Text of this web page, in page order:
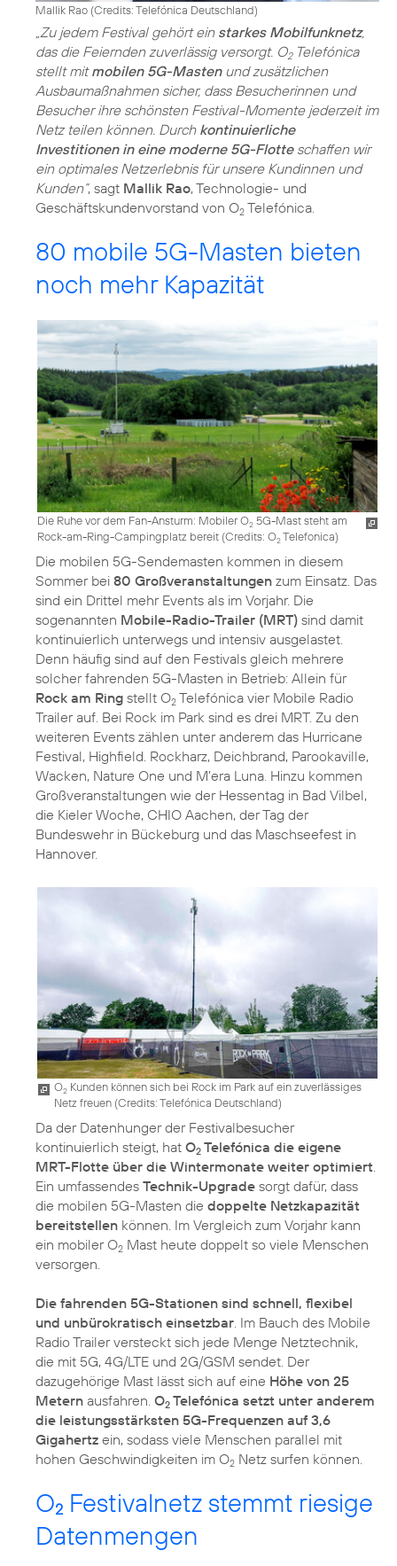
Mallik Rao (Credits: Telefónica Deutschland)
„Zu jedem Festival gehört ein starkes Mobilfunknetz,
das die Feiernden zuverlässig versorgt. O2Telefónica
stellt mitmobilen 5G-Mastenund zusätzlichen
Ausbaumaßnahmen sicher, dass Besucherinnen und
Besucher ihre schönsten Festival-Momente jederzeit im
Netz teilen können. Durch kontinuierliche
Investitionen in eine moderne 5G-Flotteschaffen wir
ein optimales Netzerlebnis für unsere Kundinnen und
Kunden“, sagt Mallik Rao, Technologie- und
Geschäftskundenvorstand von O2 Telefónica.
80 mobile 5G-Masten bieten
noch mehr Kapazität
Die Ruhe vor dem Fan-Ansturm: Mobiler O2 5G-Mast steht am
Rock-am-Ring-Campingplatz bereit (Credits: O2Telefonica)
Die mobilen 5G-Sendemasten kommen in diesem
Sommer bei 80 Großveranstaltungen zum Einsatz. Das
sind ein Drittel mehr Events als im Vorjahr. Die
sogenannten Mobile-Radio-Trailer (MRT) sind damit
kontinuierlich unterwegs und intensiv ausgelastet.
Denn häufig sind auf den Festivals gleich mehrere
solcher fahrenden 5G-Masten in Betrieb: Allein für
Rock am Ring stellt O2 Telefónica vier Mobile Radio
Trailer auf. Bei Rock im Park sind es drei MRT. Zu den
weiteren Events zählen unter anderem das Hurricane
Festival, Highfield. Rockharz, Deichbrand, Parookaville,
Wacken, Nature One und M’era Luna. Hinzu kommen
Großveranstaltungen wie der Hessentag in Bad Vilbel,
die Kieler Woche, CHIO Aachen, der Tag der
Bundeswehr in Bückeburg und das Maschseefest in
Hannover.
O2 Kunden können sich bei Rock im Park auf ein zuverlässiges
Netz freuen (Credits: Telefónica Deutschland)
Da der Datenhunger der Festivalbesucher
kontinuierlich steigt, hat O2 Telefónica die eigene
MRT-Flotte über die Wintermonate weiter optimiert.
Ein umfassendes Technik-Upgrade sorgt dafür, dass
die mobilen 5G-Masten die doppelte Netzkapazität
bereitstellen können. Im Vergleich zum Vorjahr kann
ein mobiler O2 Mast heute doppelt so viele Menschen
versorgen.
Die fahrenden 5G-Stationen sind schnell, flexibel
und unbürokratisch einsetzbar. Im Bauch des Mobile
Radio Trailer versteckt sich jede Menge Netztechnik,
die mit 5G, 4G/LTE und 2G/GSM sendet. Der
dazugehörige Mast lässt sich auf eine Höhe von 25
Metern ausfahren. O2 Telefónica setzt unter anderem
die leistungsstärksten 5G-Frequenzen auf 3,6
Gigahertz ein, sodass viele Menschen parallel mit
hohen Geschwindigkeiten im O2 Netz surfen können.
O2 Festivalnetz stemmt riesige
Datenmengen